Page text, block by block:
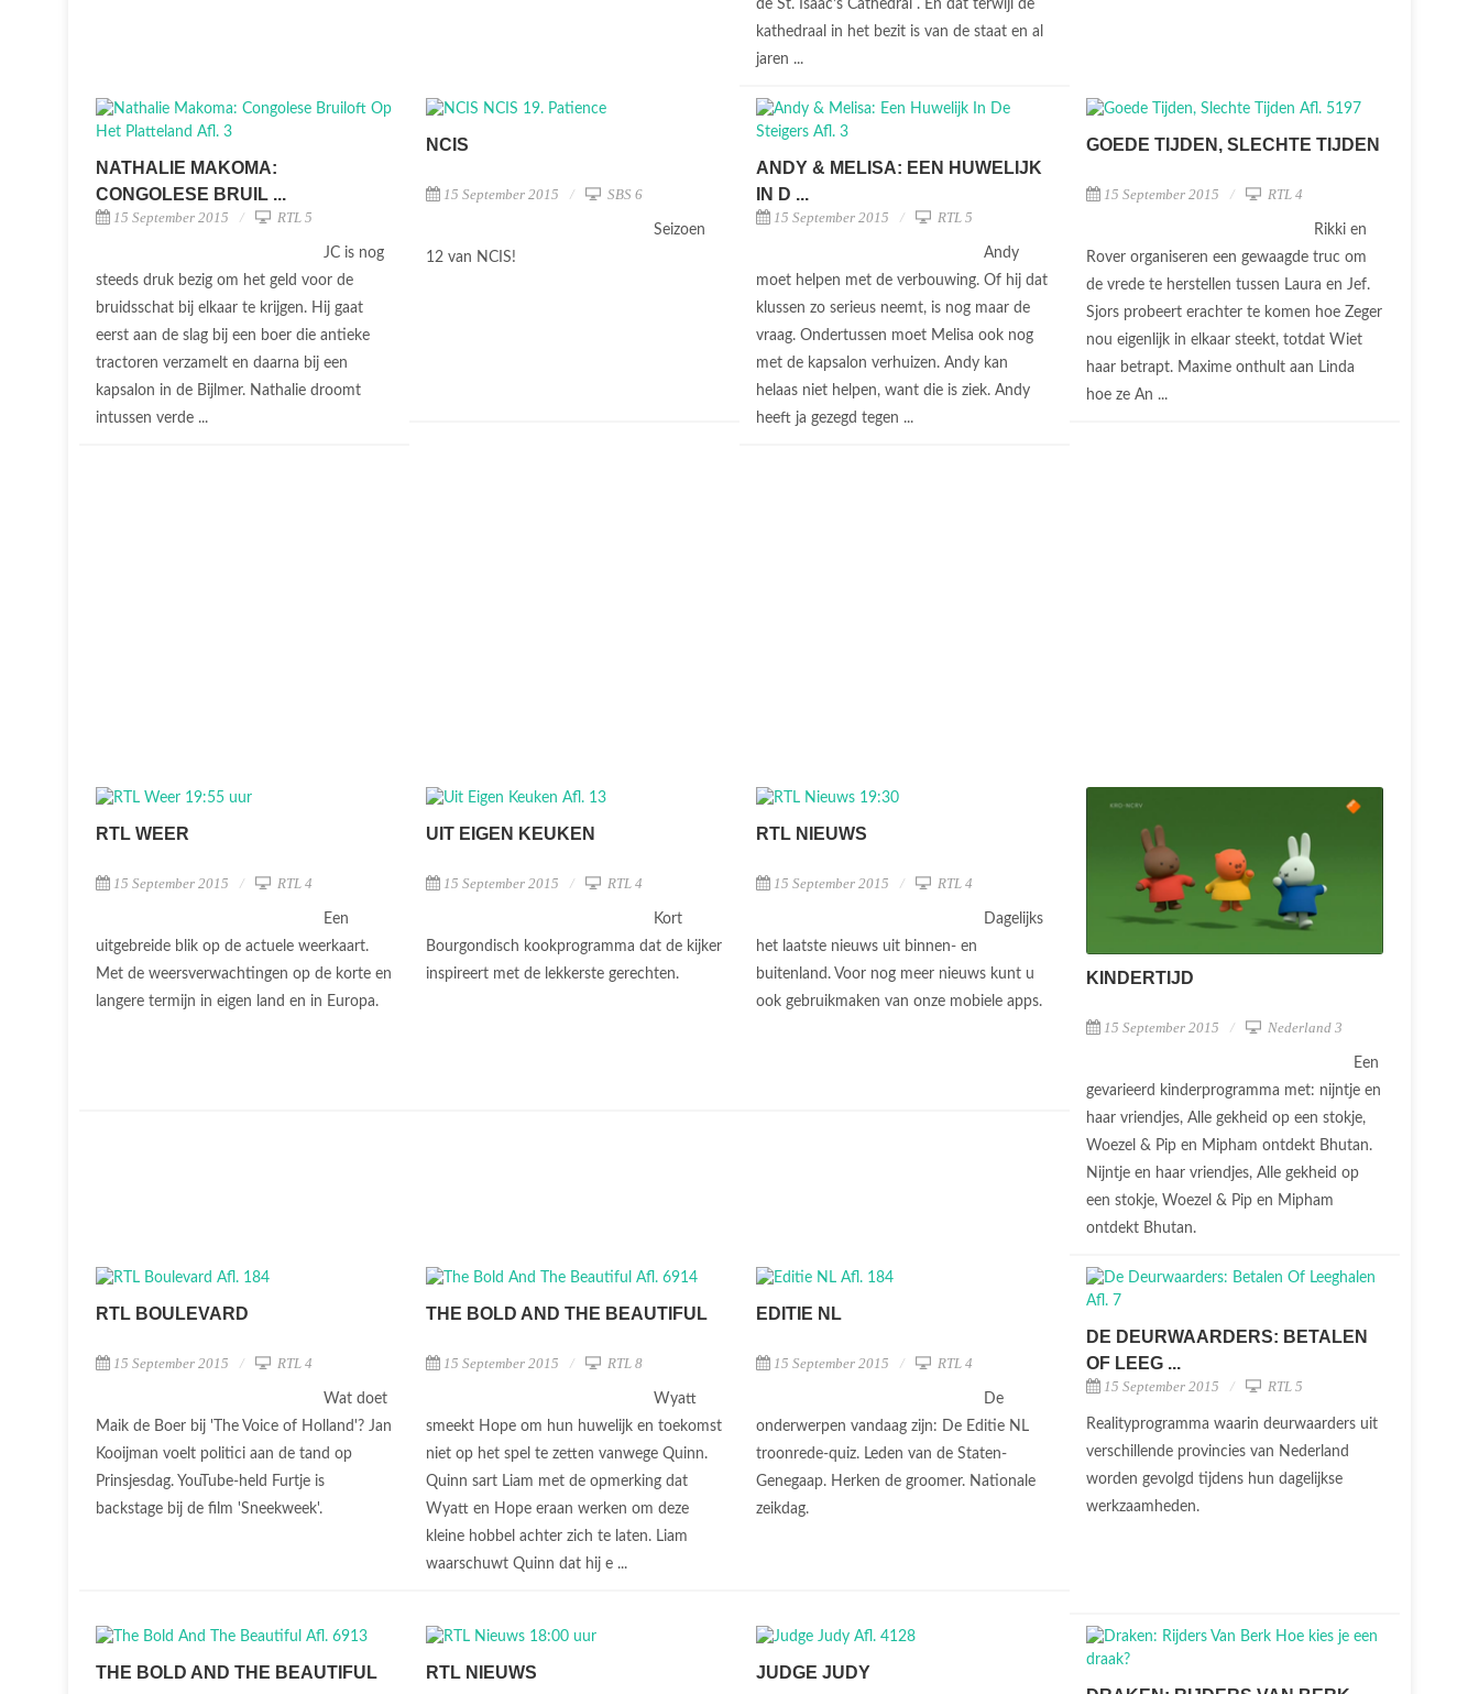
de St. Isaac’s Cathedral . En dat terwijl de
kathedraal in het bezit is van de staat en al
jaren ...
NATHALIE MAKOMA:
CONGOLESE BRUIL ...
15 September 2015 RTL 5
JC is nog
steeds druk bezig om het geld voor de
bruidsschat bij elkaar te krijgen. Hij gaat
eerst aan de slag bij een boer die antieke
tractoren verzamelt en daarna bij een
kapsalon in de Bijlmer. Nathalie droomt
intussen verde ...
NCIS
15 September 2015 SBS 6
Seizoen
12 van NCIS!
ANDY & MELISA: EEN HUWELIJK
IN D ...
15 September 2015 RTL 5
Andy
moet helpen met de verbouwing. Of hij dat
klussen zo serieus neemt, is nog maar de
vraag. Ondertussen moet Melisa ook nog
met de kapsalon verhuizen. Andy kan
helaas niet helpen, want die is ziek. Andy
heeft ja gezegd tegen ...
GOEDE TIJDEN, SLECHTE TIJDEN
15 September 2015 RTL 4
Rikki en
Rover organiseren een gewaagde truc om
de vrede te herstellen tussen Laura en Jef.
Sjors probeert erachter te komen hoe Zeger
nou eigenlijk in elkaar steekt, totdat Wiet
haar betrapt. Maxime onthult aan Linda
hoe ze An ...
RTL WEER
15 September 2015 RTL 4
Een
uitgebreide blik op de actuele weerkaart.
Met de weersverwachtingen op de korte en
langere termijn in eigen land en in Europa.
UIT EIGEN KEUKEN
15 September 2015 RTL 4
Kort
Bourgondisch kookprogramma dat de kijker
inspireert met de lekkerste gerechten.
RTL NIEUWS
15 September 2015 RTL 4
Dagelijks
het laatste nieuws uit binnen- en
buitenland. Voor nog meer nieuws kunt u
ook gebruikmaken van onze mobiele apps.
KINDERTIJD
15 September 2015 Nederland 3
Een
gevarieerd kinderprogramma met: nijntje en
haar vriendjes, Alle gekheid op een stokje,
Woezel & Pip en Mipham ontdekt Bhutan.
Nijntje en haar vriendjes, Alle gekheid op
een stokje, Woezel & Pip en Mipham
ontdekt Bhutan.
RTL BOULEVARD
15 September 2015 RTL 4
Wat doet
Maik de Boer bij 'The Voice of Holland'? Jan
Kooijman voelt politici aan de tand op
Prinsjesdag. YouTube-held Furtje is
backstage bij de film 'Sneekweek'.
THE BOLD AND THE BEAUTIFUL
15 September 2015 RTL 8
Wyatt
smeekt Hope om hun huwelijk en toekomst
niet op het spel te zetten vanwege Quinn.
Quinn sart Liam met de opmerking dat
Wyatt en Hope eraan werken om deze
kleine hobbel achter zich te laten. Liam
waarschuwt Quinn dat hij e ...
EDITIE NL
15 September 2015 RTL 4
De
onderwerpen vandaag zijn: De Editie NL
troonrede-quiz. Leden van de Staten-
Genegaap. Herken de groomer. Nationale
zeikdag.
DE DEURWAARDERS: BETALEN
OF LEEG ...
15 September 2015 RTL 5
Realityprogramma waarin deurwaarders uit
verschillende provincies van Nederland
worden gevolgd tijdens hun dagelijkse
werkzaamheden.
THE BOLD AND THE BEAUTIFUL RTL NIEUWS JUDGE JUDY